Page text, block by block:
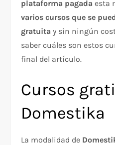
plataforma pagada esta
varios cursos que se
gratuita y sin ningún
saber cuáles son estos
final del artículo.
Cursos
Domestika
La modalidad de